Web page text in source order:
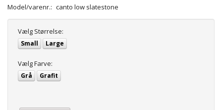
Model/varenr.: canto low slatestone
Vælg Størrelse:
Small Large
VælgFarve:
Grå Grafit